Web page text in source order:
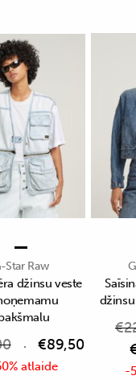
Star Raw
džinsu veste
€89,50
atlaide
€
-